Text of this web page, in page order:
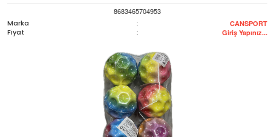
8683465704953
Marka
: CANSPORT
Fiyat : Giriş Yapınız...